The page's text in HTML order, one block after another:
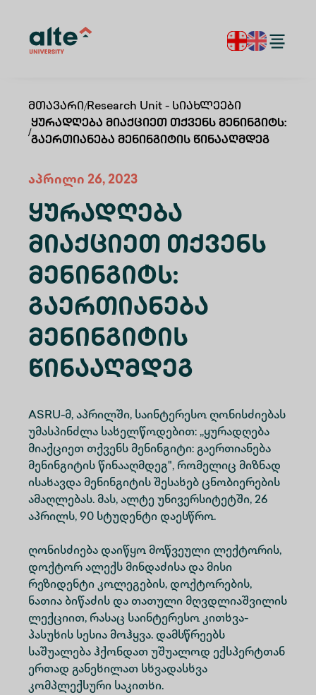
Მთავარი/Research Unit - Სიახლეები
/
Ყურადღება Მიაქციეთ Თქვენს Მენინგიტს:
Გაერთიანება Მენინგიტის Წინააღმდეგ
აპრილი 26, 2023
Ყურადღება
Მიაქციეთ Თქვენს
Მენინგიტს:
Გაერთიანება
Მენინგიტის
Წინააღმდეგ
ASRU-მ, აპრილში, საინტერესო ღონისძიებას
უმასპინძლა სახელწოდებით: ,,ყურადღება
მიაქციეთ თქვენს მენინგიტი: გაერთიანება
მენინგიტის წინააღმდეგ", რომელიც მიზნად
ისახავდა მენინგიტის შესახებ ცნობიერების
ამაღლებას. მას, ალტე უნივერსიტეტში, 26
აპრილს, 90 სტუდენტი დაესწრო.
ღონისძიება დაიწყო მოწვეული ლექტორის,
დოქტორ ალექს მინდაძისა და მისი
რეზიდენტი კოლეგების, დოქტორების,
ნათია ბიწაძის და თათული მღვდლიაშვილის
ლექციით, რასაც საინტერესო კითხვა-
პასუხის სესია მოჰყვა. დამსწრეებს
საშუალება ჰქონდათ უშუალოდ ექსპერტთან
ერთად განეხილათ სხვადასხვა
კომპლექსური საკითხი.